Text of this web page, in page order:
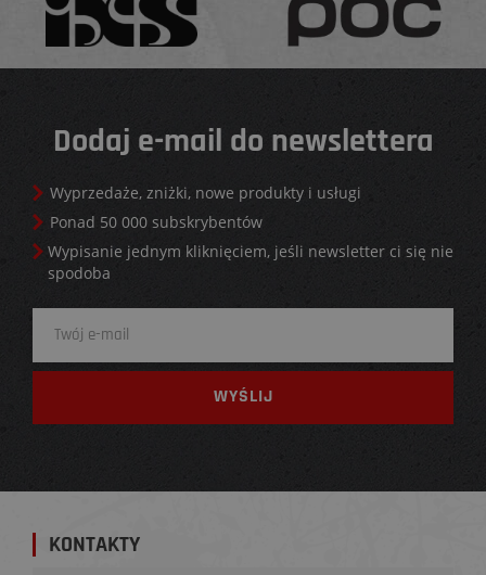
Dodaj e-mail do newslettera
Wyprzedaże, zniżki, nowe produkty i usługi
Ponad 50 000 subskrybentów
Wypisanie jednym kliknięciem, jeśli newsletter ci się nie
spodoba
KONTAKTY